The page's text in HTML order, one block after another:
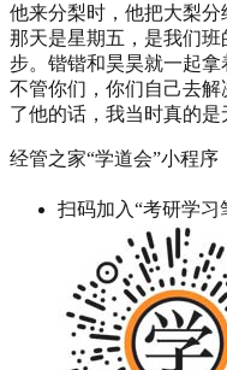
他来分梨时，他把大梨
那天是星期五，是我们
步。锴锴和昊昊就一起
不管你们，你们自己去
了他的话，我当时真的
经管之家“学道会”小程序
扫码加入“考研学习